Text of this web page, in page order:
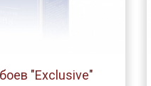
"Exclusive"